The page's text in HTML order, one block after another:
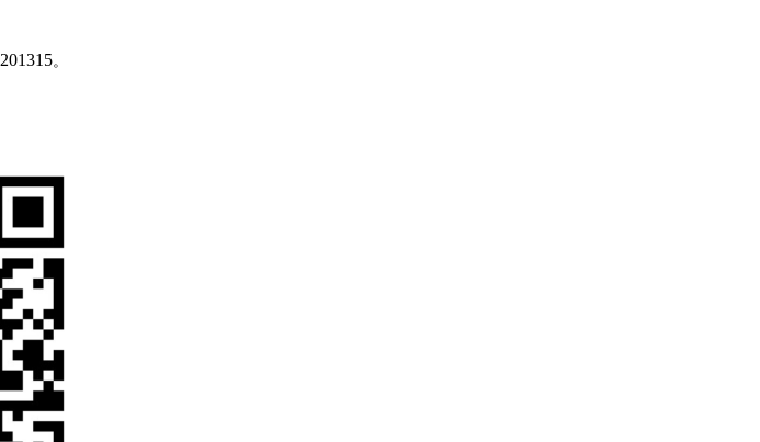
201315。